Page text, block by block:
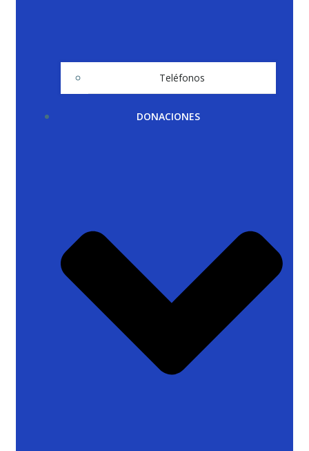
Teléfonos
DONACIONES